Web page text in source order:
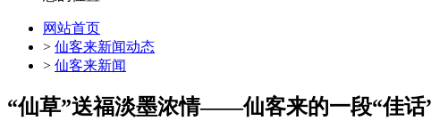
网站首页
> 仙客来新闻动态
> 仙客来新闻
“仙草”送福淡墨浓情——仙客来的一段“佳话